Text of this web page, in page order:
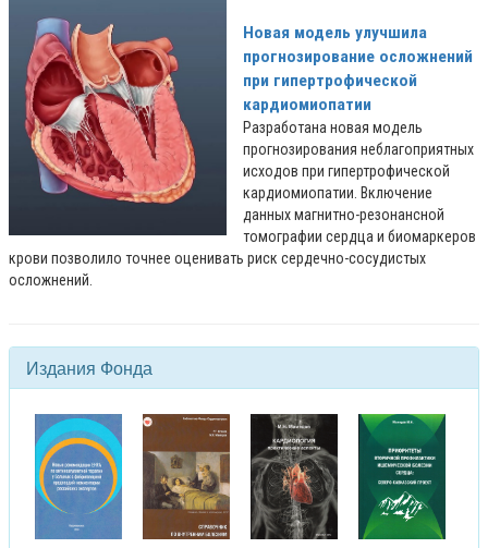
Новая модель улучшила
прогнозирование осложнений
при гипертрофической
кардиомиопатии
Разработана новая модель
прогнозирования неблагоприятных
исходов при гипертрофической
кардиомиопатии. Включение
данных магнитно-резонансной
томографии сердца и биомаркеров
крови позволило точнее оценивать риск сердечно-сосудистых
осложнений.
Издания Фонда